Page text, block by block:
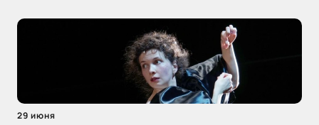
29 июня